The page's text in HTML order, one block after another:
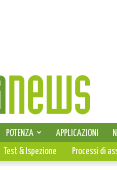
SELEZIONE DI ELETTRONICA
POTENZA APPLICAZIONI
PCBTest & Ispezione Processi di